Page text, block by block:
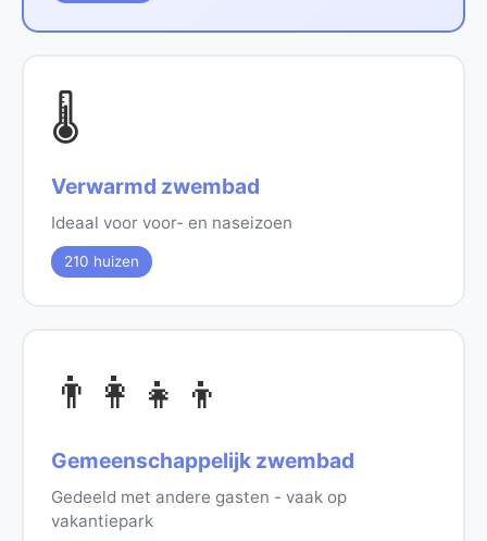
🌡️
Verwarmd zwembad
Ideaal voor voor- en naseizoen
210 huizen
👨‍👩‍👧‍👦
Gemeenschappelijk zwembad
Gedeeld met andere gasten - vaak op
vakantiepark